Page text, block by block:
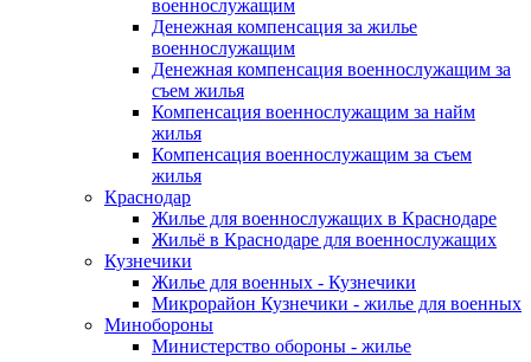
военнослужащим
Денежная компенсация за жилье
военнослужащим
Денежная компенсация военнослужащим за
съем жилья
Компенсация военнослужащим за найм
жилья
Компенсация военнослужащим за съем
жилья
Краснодар
Жилье для военнослужащих в Краснодаре
Жильё в Краснодаре для военнослужащих
Кузнечики
Жилье для военных - Кузнечики
Микрорайон Кузнечики - жилье для военных
Минобороны
Министерство обороны - жилье